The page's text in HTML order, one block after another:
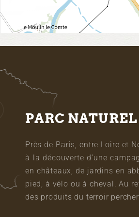
PARC
Près de Paris, entre Loire et
à la découverte d’une
en châteaux, de jardins en
pied, à vélo ou à cheval. Au
des produits du terroir